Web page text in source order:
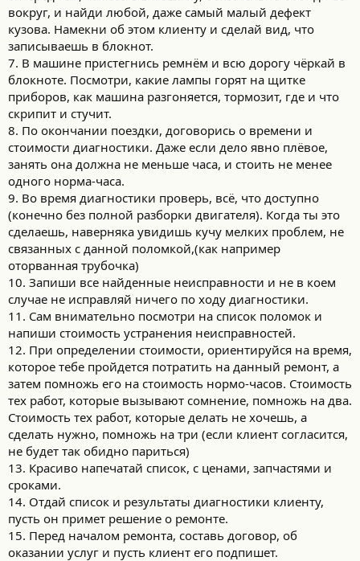
вокруг, и найди любой, даже самый малый дефект
кузова. Намекни об этом клиенту и сделай вид, что
записываешь в блокнот.
7. В машине пристегнись ремнём и всю дорогу чёркай в
блокноте. Посмотри, какие лампы горят на щитке
приборов, как машина разгоняется, тормозит, где и что
скрипит и стучит.
8. По окончании поездки, договорись о времени и
стоимости диагностики. Даже если дело явно плёвое,
занять она должна не меньше часа, и стоить не менее
одного норма-часа.
9. Во время диагностики проверь, всё, что доступно
(конечно без полной разборки двигателя). Когда ты это
сделаешь, наверняка увидишь кучу мелких проблем, не
связанных с данной поломкой,(как например
оторванная трубочка)
10. Запиши все найденные неисправности и не в коем
случае не исправляй ничего по ходу диагностики.
11. Сам внимательно посмотри на список поломок и
напиши стоимость устранения неисправностей.
12. При определении стоимости, ориентируйся на время,
которое тебе пройдется потратить на данный ремонт, а
затем помножь его на стоимость нормо-часов. Стоимость
тех работ, которые вызывают сомнение, помножь на два.
Стоимость тех работ, которые делать не хочешь, а
сделать нужно, помножь на три (если клиент согласится,
не будет так обидно париться)
13. Красиво напечатай список, с ценами, запчастями и
сроками.
14. Отдай список и результаты диагностики клиенту,
пусть он примет решение о ремонте.
15. Перед началом ремонта, составь договор, об
оказании услуг и пусть клиент его подпишет.